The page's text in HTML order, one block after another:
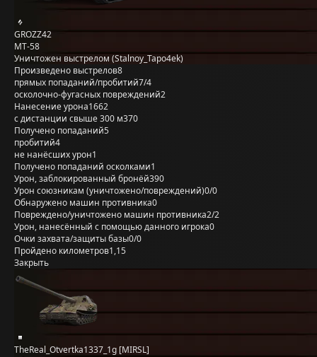
GROZZ42
MT-58
Уничтожен выстрелом (Stalnoy_Tapo4ek)
Произведено выстрелов8
прямых попаданий/пробитий7/4
осколочно-фугасных повреждений2
Нанесение урона1662
с дистанции свыше 300 м370
Получено попаданий5
пробитий4
не нанёсших урон1
Получено попаданий осколками1
Урон, заблокированный бронёй390
Урон союзникам (уничтожено/повреждений)0/0
Обнаружено машин противника0
Повреждено/уничтожено машин противника2/2
Урон, нанесённый с помощью данного игрока0
Очки захвата/защиты базы0/0
Пройдено километров1,15
Закрыть
TheReal_Otvertka1337_1g [MIRSL]